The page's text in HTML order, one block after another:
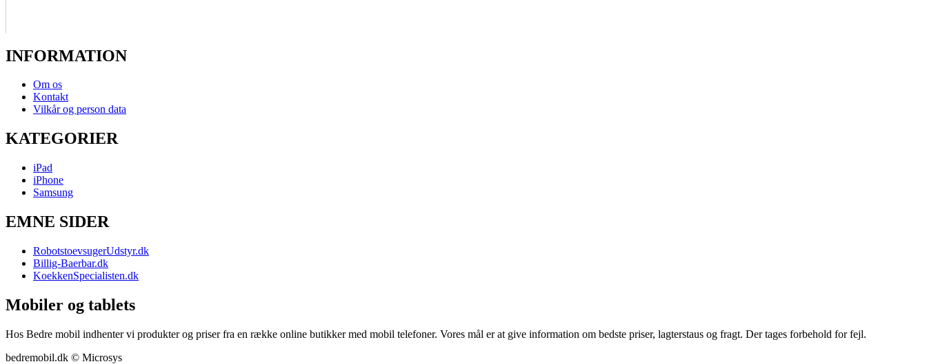
INFORMATION
Om os
Kontakt
Vilkår og person data
KATEGORIER
iPad
iPhone
Samsung
EMNE SIDER
RobotstoevsugerUdstyr.dk
Billig-Baerbar.dk
KoekkenSpecialisten.dk
Mobiler og tablets
Hos Bedre mobil indhenter vi produkter og priser fra en række online butikker med mobil telefoner. Vores mål er at give information om bedste priser, lagterstaus og fragt. Der tages forbehold for fejl.
bedremobil.dk © Microsys